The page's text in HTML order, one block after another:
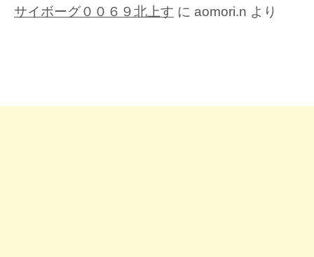
サイボーグ００６９北上す に aomori.n より